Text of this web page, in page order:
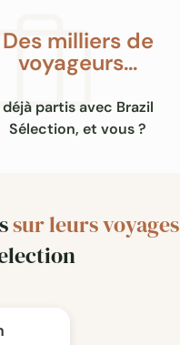
Des milliers de
voyageurs…
déjà partis avec Brazil
Sélection, et vous ?
sur leurs voyages